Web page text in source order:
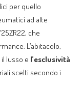
per quello
ad alte
che
L’abitacolo,
lusso e l’esclusività
scelti secondo i